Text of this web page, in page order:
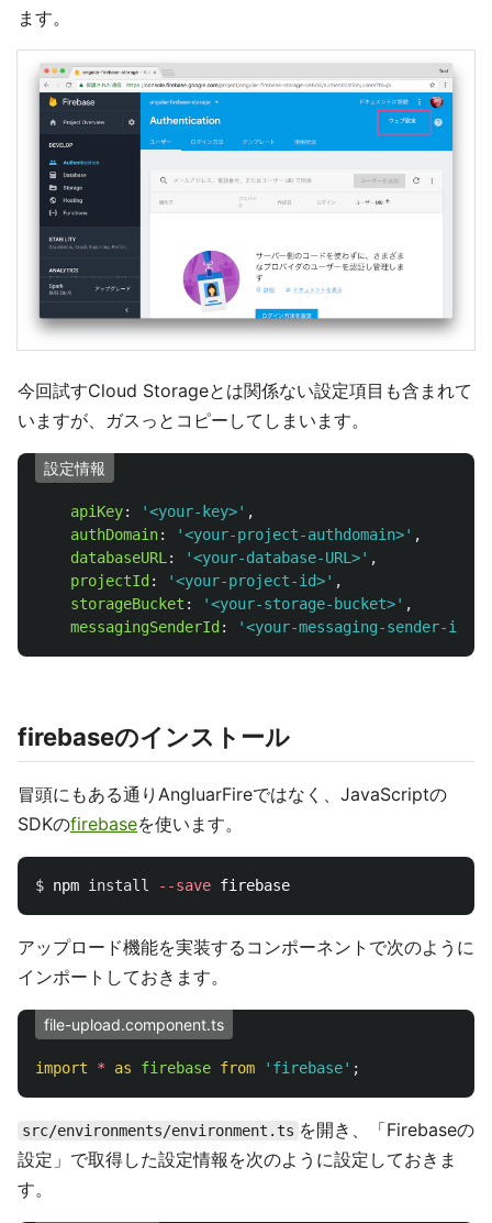
ます。
今回試すCloud Storageとは関係ない設定項目も含まれて
いますが、ガスっとコピーしてしまいます。
設定情報
apiKey: '<your-key>' ,
authDomain: '<your-project-authdomain>' ,
databaseURL: '<your-database-URL>' ,
projectId : '<your-project-id>' ,
storageBucket : '<your-storage-bucket>' ,
messagingSenderId : '<your-messaging-sender-id>
firebaseのインストール
冒頭にもある通りAngluarFireではなく、JavaScriptの
SDKのfirebaseを使います。
$ npm install --save
アップロード機能を実装するコンポーネントで次のように
インポートしておきます。
file-upload.component.ts
import * as firebase from ' firebase' ;
src/environments/environment.ts を開き、「Firebaseの
設定」で取得した設定情報を次のように設定しておきま
す。